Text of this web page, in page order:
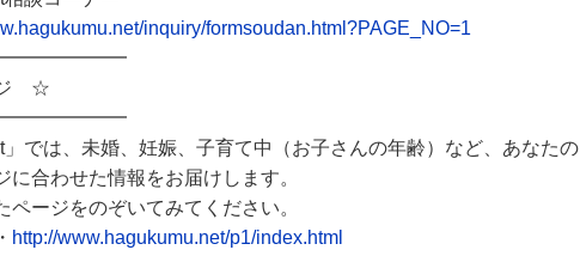
inquiry/formsoudan.html?PAGE_NO=1
☆
」では、未婚、妊娠、子育て中（お子さんの年齢）など、あなたの
に合わせた情報をお届けします。
ページをのぞいてみてください。
http://www.hagukumu.net/p1/index.html